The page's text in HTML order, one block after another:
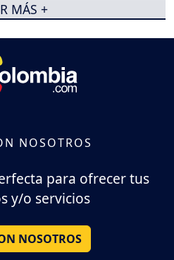
MÁS +
NOSOTROS
para ofrecer tus
y/o servicios
NOSOTROS